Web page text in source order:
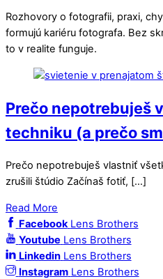
Rozhovory o fotografii, praxi,
formujú kariéru fotografa. Bez
to v realite funguje.
Prečo nepotrebuješ
techniku (a prečo
Prečo nepotrebuješ vlastniť
zrušili štúdio Začínaš fotiť, […]
Read More
Facebook Lens Brothers
Youtube Lens Brothers
Linkedin Lens Brothers
Instagram Lens Brothers